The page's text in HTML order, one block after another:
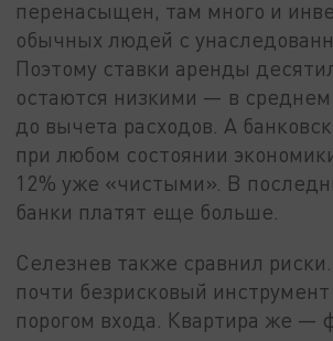
перенасыщен, там много и
обычных людей с
Поэтому ставки аренды
остаются низкими — в среднем
до вычета расходов. А
при любом состоянии
12% уже «чистыми». В
банки платят еще больше.
Селезнев также сравнил
почти безрисковый
порогом входа. Квартира же —